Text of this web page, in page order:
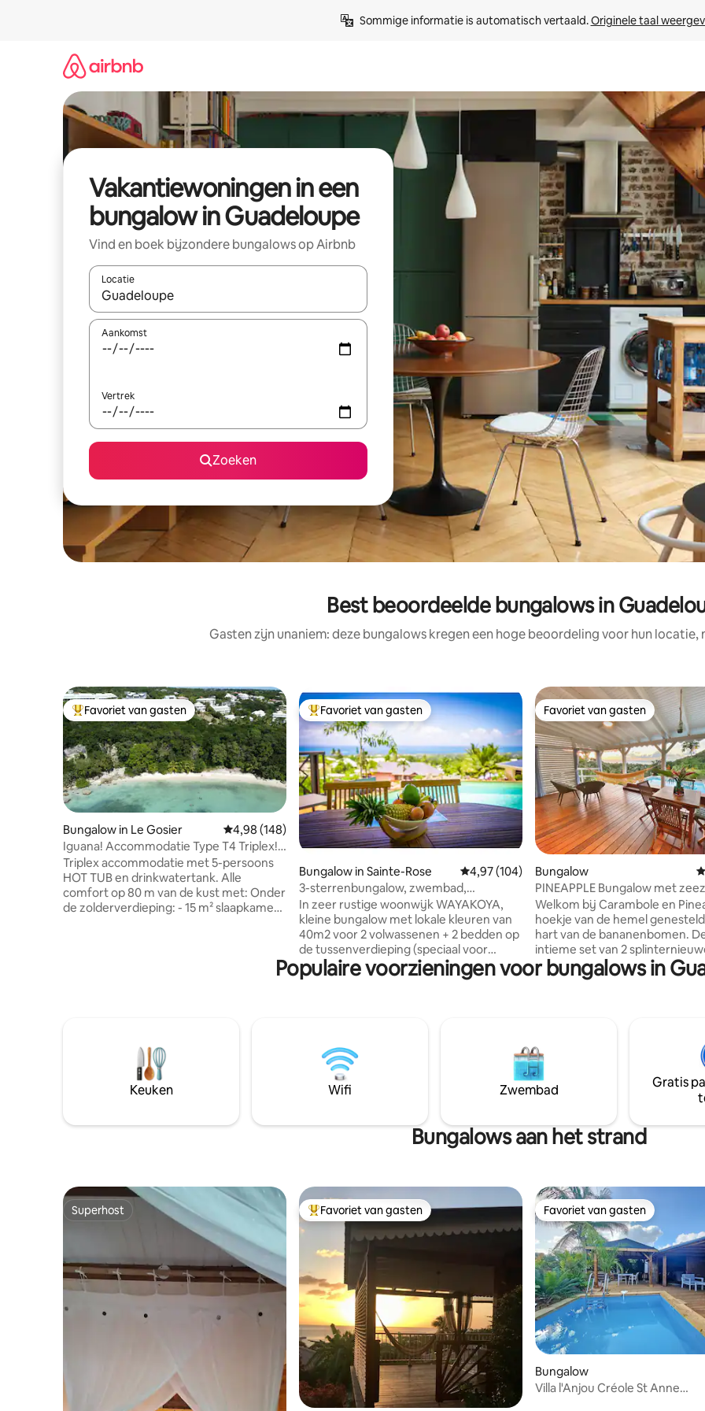
Sommige informatie is automatisch vertaald. Originele taal
Vakantiewoningen in een
bungalow in Guadeloupe
Vind en boek bijzondere bungalows op Airbnb
Locatie
Wanneer er suggesties beschikbaar zijn, maak je een keuze met je de pijltjestoetsen omhoog en omlaag, óf door te
Aankomst
Vertrek
Zoeken
Best beoordeelde bungalows in
Gasten zijn unaniem: deze bungalows kregen een hoge beoordeling voor hun locatie,
Topfavoriet van gasten
Favoriet van gasten
Bungalow in Le Gosier Gemiddelde beoordeling van 4,98 uit 5, 148 recensies
4,98 (148)
Iguana! Accommodatie Type T4 Triplex!
SPA en stortbak
Triplex accommodatie met 5-persoons
HOT TUB en drinkwatertank. Alle
comfort op 80 m van de kust met: Onder
de zolderverdieping: - 15 m² slaapkamer
minuten van de stranden.
Topfavoriet van gasten
Favoriet van gasten
Bungalow in Sainte-Rose Gemiddelde beoordeling van 4,97 uit 5, 104
4,97 (104)
3-sterrenbungalow, zwembad,
uitzonderlijk uitzicht op zee
In zeer rustige woonwijk WAYAKOYA,
kleine bungalow met lokale kleuren van
40m2 voor 2 volwassenen + 2 bedden op
de tussenverdieping (speciaal voor
kinderen) + bed en babystoel Eén
slaapkamer met airconditioning en een
magnetron koelkast met vriesvak
beddengoed, handdoeken en
strandhanddoeken aanwezig
Strandwinkel op 5 minuten afstand
aankomst
Favoriet van gasten
Favoriet van gasten
Bungalow
PINEAPPLE Bungalow met
Welkom bij Carambole en
hoekje van de hemel
hart van de bananenbomen.
intieme set van 2
bungalows biedt een prachtig
de adembenemende Grande
garanderen ze je een
omgeving, privacy, rust en
bewonder de sublieme
zonsondergangen vanuit je
privézwembad door een
Populaire voorzieningen voor bungalows in
Keuken Wifi Zwembad
Gratis
Bungalows aan het strand
Superhost
Superhost Topfavoriet van gasten
Favoriet van gasten Favoriet van gasten
Favoriet van gasten
Bungalow
Villa l'Anjou Créole St Anne